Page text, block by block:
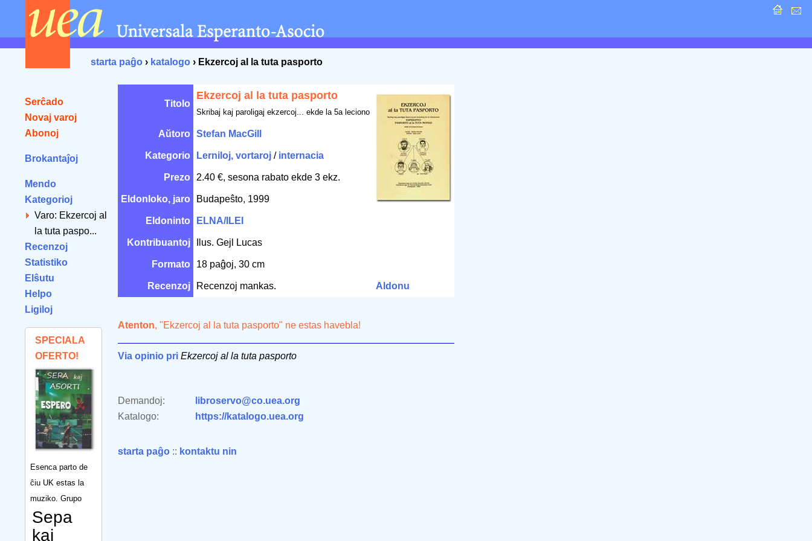
starta paĝo › katalogo › Ekzercoj al la tuta pasporto
Serĉado
Novaj varoj
Abonoj
Brokantaĵoj
Mendo
Kategorioj
Varo: Ekzercoj al
la tuta paspo...
Recenzoj
Statistiko
Elŝutu
Helpo
Ligiloj
SPECIALA
OFERTO!
Esenca parto de
ĉiu UK estas la
muziko. Grupo
Sepa
kaj
Titolo
Ekzercoj al la tuta pasporto
Skribaj kaj paroligaj ekzercoj... ekde la 5a leciono
Aŭtoro Stefan MacGill
Kategorio Lerniloj, vortaroj / internacia
Prezo 2.40 €, sesona rabato ekde 3 ekz.
Eldonloko, jaro Budapeŝto, 1999
Eldoninto ELNA/ILEI
Kontribuantoj Ilus. Gejl Lucas
Formato 18 paĝoj, 30 cm
Recenzoj Recenzoj mankas. Aldonu
Atenton, "Ekzercoj al la tuta pasporto" ne estas havebla!
Via opinio pri Ekzercoj al la tuta pasporto
Demandoj:
libroservo@co.uea.org
Katalogo:
https://katalogo.uea.org
starta paĝo :: kontaktu nin